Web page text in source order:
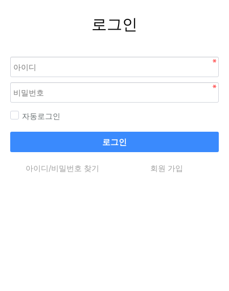
로그인
자동로그인
로그인
아이디/비밀번호 찾기 회원 가입